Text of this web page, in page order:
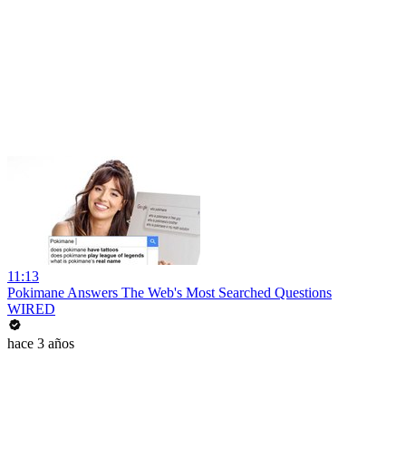
11:13
Pokimane Answers The Web's Most Searched Questions
WIRED
hace 3 años